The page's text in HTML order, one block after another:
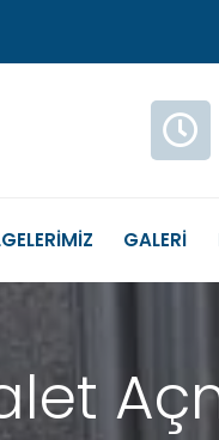
GALERİ